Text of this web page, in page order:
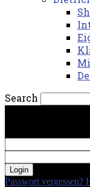
Search
Passwort vergessen?